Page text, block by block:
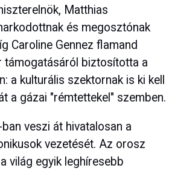
Matthias
és megosztónak
Caroline Gennez flamand
támogatásáról biztosította a
a kulturális szektornak is ki kell
a gázai "rémtettekel" szemben.
veszi át hivatalosan a
vezetését. Az orosz
világ egyik leghíresebb